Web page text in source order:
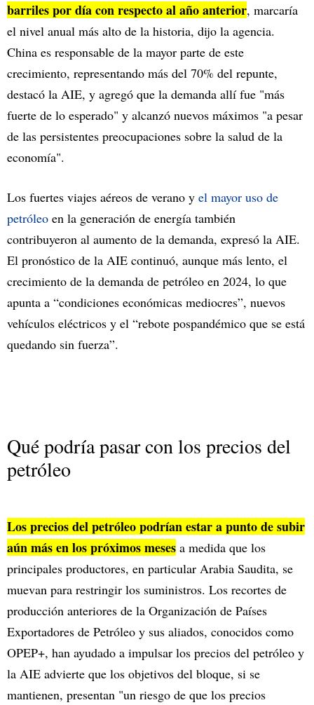
barriles por día con respecto al año anterior, marcaría
el nivel anual más alto de la historia, dijo la agencia.
China es responsable de la mayor parte de este
crecimiento, representando más del 70% del repunte,
destacó la AIE, y agregó que la demanda allí fue "más
fuerte de lo esperado" y alcanzó nuevos máximos "a pesar
de las persistentes preocupaciones sobre la salud de la
economía".
Los fuertes viajes aéreos de verano y el mayor uso de
petróleo en la generación de energía también
contribuyeron al aumento de la demanda, expresó la AIE.
El pronóstico de la AIE continuó, aunque más lento, el
crecimiento de la demanda de petróleo en 2024, lo que
apunta a “condiciones económicas mediocres”, nuevos
vehículos eléctricos y el “rebote pospandémico que se está
quedando sin fuerza”.
Qué podría pasar con los precios del
petróleo
Los precios del petróleo podrían estar a punto de subir
aún más en los próximos meses a medida que los
principales productores, en particular Arabia Saudita, se
muevan para restringir los suministros. Los recortes de
producción anteriores de la Organización de Países
Exportadores de Petróleo y sus aliados, conocidos como
OPEP+, han ayudado a impulsar los precios del petróleo y
la AIE advierte que los objetivos del bloque, si se
mantienen, presentan "un riesgo de que los precios